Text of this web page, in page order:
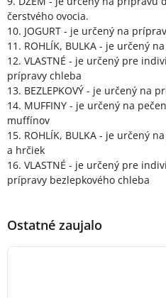
čerstvého ovocia.
10. JOGURT - je určený na
11. ROHLÍK, BULKA - je určený
12. VLASTNÉ - je určený pre
prípravy chleba
13. BEZLEPKOVÝ - je určený na
14. MUFFINY - je určený na
muffínov
15. ROHLÍK, BULKA - je určený
a hrčiek
16. VLASTNÉ - je určený pre
prípravy bezlepkového chleba
Ostatné zaujalo